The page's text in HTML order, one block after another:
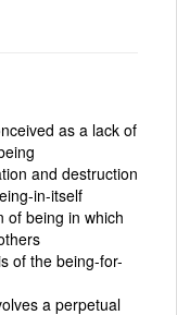
as a lack of
and destruction
in-itself
of being in which
of the being-for-
a perpetual